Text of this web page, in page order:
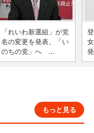
「れいわ新選組」が党
名の変更を発表、「い
のちの党」へ ...
もっと見る